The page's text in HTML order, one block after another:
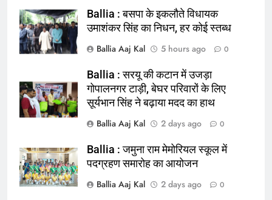
164
चिकित्सक, किया प्रदर्शन
NATIONAL बलिया
165
Ballia : बलिया बलिदान दिवस के मौके पर
NATIONAL बलिया
166
Ballia : बसपा के इकलौते विधायक
उमाशंकर सिंह का निधन, हर कोई स्तब्ध
Ballia Aaj Kal
5 hours ago 0
Ballia : सरयू की कटान में उजड़ा
गोपालनगर टाड़ी, बेघर परिवारों के लिए
सूर्यभान सिंह ने बढ़ाया मदद का हाथ
Ballia Aaj Kal
2 days ago 0
Ballia : जमुना राम मेमोरियल स्कूल में
पदग्रहण समारोह का आयोजन
Ballia Aaj Kal
2 days ago 0